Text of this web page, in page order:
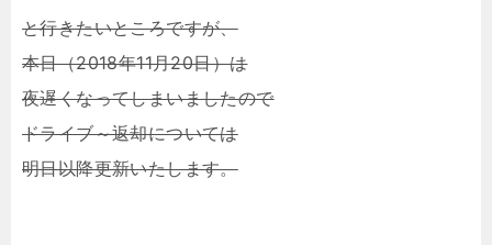
と行きたいところですが、
本日（2018年11月20日）は
夜遅くなってしまいましたので
ドライブ～返却については
明日以降更新いたします。